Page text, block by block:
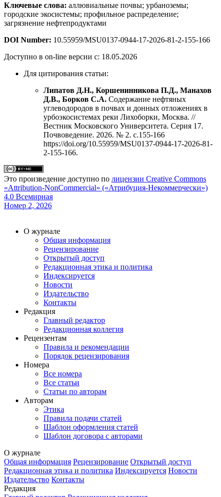
Ключевые слова: аллювиальные почвы; урбаноземы;
городские экосистемы; профильное распределение;
загрязнение нефтепродуктами
DOI Number: 10.55959/MSU0137-0944-17-2026-81-2-155-166
Доступно в on-line версии с: 18.05.2026
Для цитирования статьи:
Липатов Д.Н., Коршенинникова П.Д., Манахов
Д.В., Борков С.А. Содержание нефтяных
углеводородов в почвах и донных отложениях в
урбоэкосистемах реки Лихоборки, Москва. //
Вестник Московского Университета. Серия 17.
Почвоведение. 2026. № 2. c.155-166
https://doi.org/10.55959/MSU0137-0944-17-2026-81-
2-155-166.
Это произведение доступно по лицензии Creative Commons
«Attribution-NonCommercial» («Атрибуция-Некоммерчески»)
4.0 Всемирная
Номер 2, 2026
О журнале
Общая информация
Рецензирование
Открытый доступ
Редакционная этика и политика
Индекcируется
Новости
Издательство
Контакты
Редакция
Главный редактор
Редакционная коллегия
Рецензентам
Правила и рекомендации
Порядок рецензирования
Номера
Все номера
Все статьи
Статьи по авторам
Авторам
Этика
Правила подачи статей
Шаблон оформления статей
Шаблон договора с авторами
О журнале
Общая информация Рецензирование Открытый доступ
Редакционная этика и политика Индекcируется Новости
Издательство Контакты
Редакция